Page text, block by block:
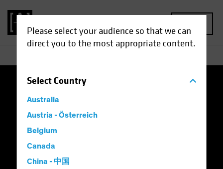
Please select your audience so that we can
direct you to the most appropriate content.
SelectCountry
Australia
Austria - Österreich
Belgium
Canada
China - 中国
Cookie-Einstellungen
Important Disclosures